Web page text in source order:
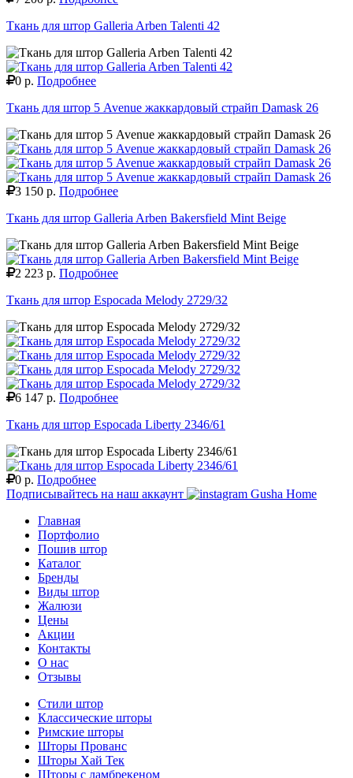
Ткань для штор Galleria Arben Talenti 42
0 р. Подробнее
Ткань для штор 5 Avenue жаккардовый страйп Damask 26
3 150 р. Подробнее
Ткань для штор Galleria Arben Bakersfield Mint Beige
2 223 р. Подробнее
Ткань для штор Espocada Melody 2729/32
6 147 р. Подробнее
Ткань для штор Espocada Liberty 2346/61
0 р. Подробнее
Подписывайтесь на наш аккаунт
Gusha Home
Главная
Портфолио
Пошив штор
Каталог
Бренды
Виды штор
Жалюзи
Цены
Акции
Контакты
О нас
Отзывы
Стили штор
Классические шторы
Римские шторы
Шторы Прованс
Шторы Хай Тек
Шторы с ламбрекеном